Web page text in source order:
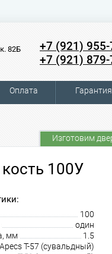
82Б
+7 (921)
+7 (921)
Оплата Гарантия
Изготовим
100У
100
один
мм
1.5
Apecs T-57 (сувальдный)